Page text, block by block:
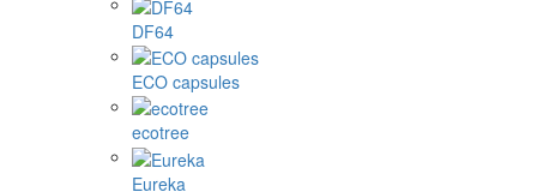
Illy и други
1Zpresso
4Barista